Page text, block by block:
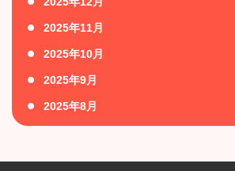
2025年11月
2025年10月
2025年9月
2025年8月